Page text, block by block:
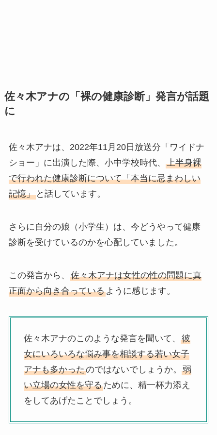
佐々木アナの「裸の健康診断」発言が話題
に
佐々木アナは、2022年11月20日放送分「ワイドナ
ショー」に出演した際、小中学校時代、 上半身裸
で行われた健康診断について「本当に忌まわしい
記憶」と話しています。
さらに自分の娘（小学生）は、今どうやって健康
診断を受けているのかを心配していました。
この発言から、 佐々木アナは女性の性の問題に真
正面から向き合っているように感じます。
佐々木アナのこのような発言を聞いて、 彼
女にいろいろな悩み事を相談する若い女子
アナも多かったのではないでしょうか。 弱
い立場の女性を守るために、精一杯力添え
をしてあげたことでしょう。